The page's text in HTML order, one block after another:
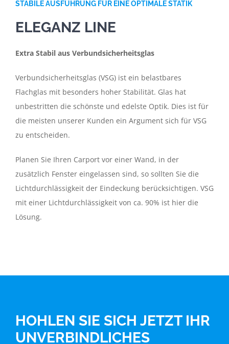
STABILE AUSFÜHRUNG FÜR EINE OPTIMALE STATIK
ELEGANZ LINE
Extra Stabil aus Verbundsicherheitsglas
Verbundsicherheitsglas (VSG) ist ein belastbares
Flachglas mit besonders hoher Stabilität. Glas hat
unbestritten die schönste und edelste Optik. Dies ist für
die meisten unserer Kunden ein Argument sich für VSG
zu entscheiden.
Planen Sie Ihren Carport vor einer Wand, in der
zusätzlich Fenster eingelassen sind, so sollten Sie die
Lichtdurchlässigkeit der Eindeckung berücksichtigen. VSG
mit einer Lichtdurchlässigkeit von ca. 90% ist hier die
Lösung.
HOHLEN SIE SICH JETZT IHR
UNVERBINDLICHES